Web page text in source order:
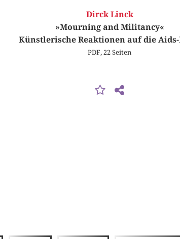
Dirck Linck
»Mourning and Militancy«
Künstlerische Reaktionen auf die
PDF, 22 Seiten